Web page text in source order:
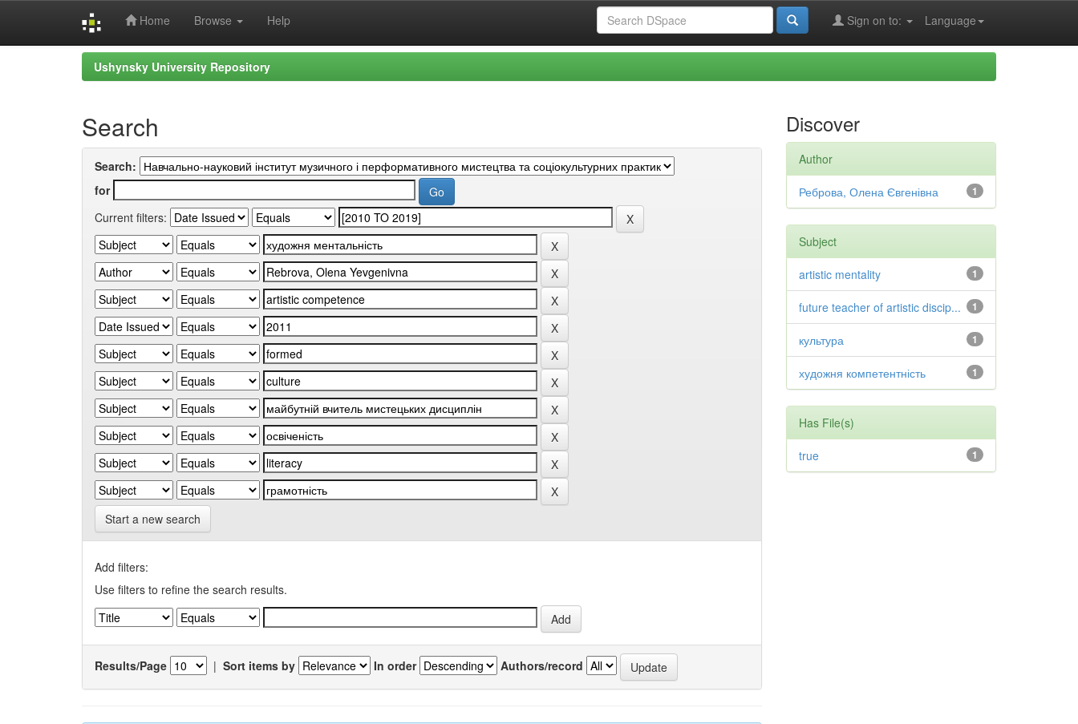
Home Browse Help Language
Sign on to:
Ushynsky University Repository
Search
Search:
for
Current filters:
Start a new search
Add filters:
Use filters to refine the search results.
Results/Page | Sort items by In order Authors/record
Discover
Author
1
Реброва, Олена Євгенівна
Subject
1
artistic mentality
1
future teacher of artistic discip...
1
культура
1
художня компетентність
Has File(s)
1
true